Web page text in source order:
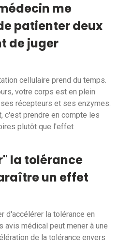
me
patienter deux
de juger
cellulaire prend du temps.
votre corps est en plein
récepteurs et ses enzymes.
c'est prendre en compte les
plutôt que l'effet
la tolérance
un effet
d'accélérer la tolérance en
avis médical peut mener à une
de la tolérance envers